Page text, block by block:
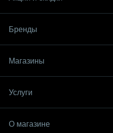
Бренды
Магазины
Услуги
О магазине